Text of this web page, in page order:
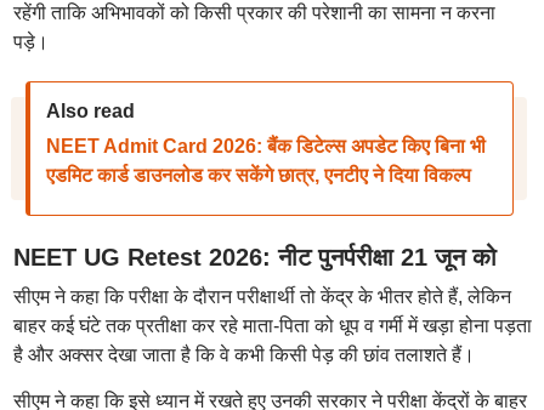
रहेंगी ताकि अभिभावकों को किसी प्रकार की परेशानी का सामना न करना
पड़े।
Also read
NEET Admit Card 2026: बैंक डिटेल्स अपडेट किए बिना भी
एडमिट कार्ड डाउनलोड कर सकेंगे छात्र, एनटीए ने दिया विकल्प
NEET UG Retest 2026: नीट पुनर्परीक्षा 21 जून को
सीएम ने कहा कि परीक्षा के दौरान परीक्षार्थी तो केंद्र के भीतर होते हैं, लेकिन
बाहर कई घंटे तक प्रतीक्षा कर रहे माता-पिता को धूप व गर्मी में खड़ा होना पड़ता
है और अक्सर देखा जाता है कि वे कभी किसी पेड़ की छांव तलाशते हैं।
सीएम ने कहा कि इसे ध्यान में रखते हुए उनकी सरकार ने परीक्षा केंद्रों के बाहर